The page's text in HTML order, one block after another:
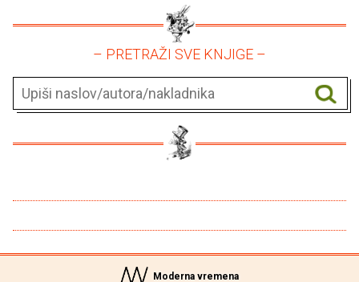
– PRETRAŽI SVE KNJIGE –
Moderna vremena